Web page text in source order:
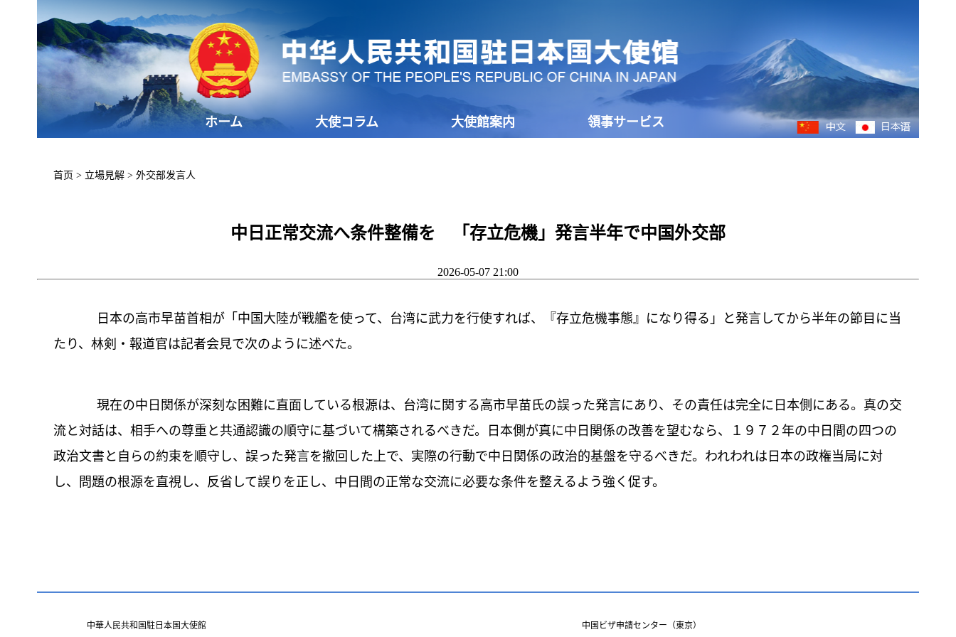
ホーム 大使コラム 大使館案内 領事サービス
首页 > 立場見解 > 外交部发言人
中日正常交流へ条件整備を 「存立危機」発言半年で中国外交部
2026-05-07 21:00
日本の高市早苗首相が「中国大陸が戦艦を使って、台湾に武力を行使すれば、『存立危機事態』になり得る」と発言してから半年の節目に当
たり、林剣・報道官は記者会見で次のように述べた。
現在の中日関係が深刻な困難に直面している根源は、台湾に関する高市早苗氏の誤った発言にあり、その責任は完全に日本側にある。真の交
流と対話は、相手への尊重と共通認識の順守に基づいて構築されるべきだ。日本側が真に中日関係の改善を望むなら、１９７２年の中日間の四つの
政治文書と自らの約束を順守し、誤った発言を撤回した上で、実際の行動で中日関係の政治的基盤を守るべきだ。われわれは日本の政権当局に対
し、問題の根源を直視し、反省して誤りを正し、中日間の正常な交流に必要な条件を整えるよう強く促す。
中華人民共和国駐日本国大使館 中国ビザ申請センター（東京）